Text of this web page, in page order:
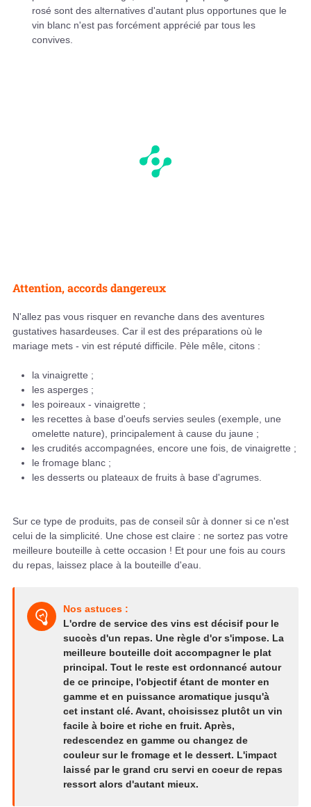
rosé sont des alternatives d'autant plus opportunes que le
vin blanc n'est pas forcément apprécié par tous les
convives.
Attention, accords dangereux
N'allez pas vous risquer en revanche dans des aventures
gustatives hasardeuses. Car il est des préparations où le
mariage mets - vin est réputé difficile. Pèle mêle, citons :
la vinaigrette ;
les asperges ;
les poireaux - vinaigrette ;
les recettes à base d'oeufs servies seules (exemple, une
omelette nature), principalement à cause du jaune ;
les crudités accompagnées, encore une fois, de vinaigrette ;
le fromage blanc ;
les desserts ou plateaux de fruits à base d'agrumes.
Sur ce type de produits, pas de conseil sûr à donner si ce n'est
celui de la simplicité. Une chose est claire : ne sortez pas votre
meilleure bouteille à cette occasion ! Et pour une fois au cours
du repas, laissez place à la bouteille d'eau.
Nos astuces :
L'ordre de service des vins est décisif pour le
succès d'un repas. Une règle d'or s'impose. La
meilleure bouteille doit accompagner le plat
principal. Tout le reste est ordonnancé autour
de ce principe, l'objectif étant de monter en
gamme et en puissance aromatique jusqu'à
cet instant clé. Avant, choisissez plutôt un vin
facile à boire et riche en fruit. Après,
redescendez en gamme ou changez de
couleur sur le fromage et le dessert. L'impact
laissé par le grand cru servi en coeur de repas
ressort alors d'autant mieux.